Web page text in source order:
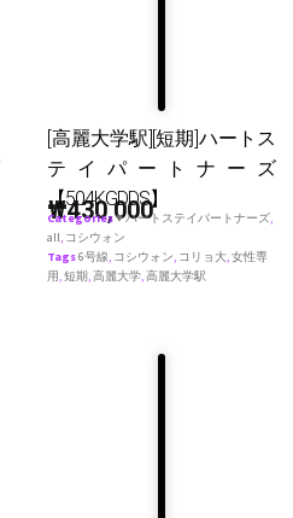
[高麗大学駅][短期]ハートス
テイパートナーズ
【504KGDDS】
₩430,000
Categories♥ ハートステイパートナーズ,
all, コシウォン
Tags6号線, コシウォン, コリョ大,女性専
用,短期,高麗大学,高麗大学駅